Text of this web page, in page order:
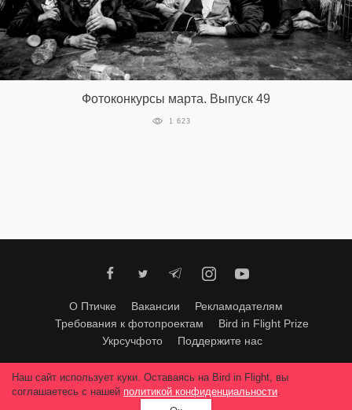
Фотоконкурсы марта. Выпуск 49
1 623
О Птичке Вакансии
Рекламодателям
Требования к фотопроектам
Bird in Flight Prize
Укрсучфото
Поддержите нас
Любое использование материалов допускается только с согласия
редакции.© 2026, Bird In Flight.
Все права защищены.
Наш сайт использует куки. Оставаясь на Bird in Flight, вы
соглашаетесь с нашей политикой конфиденциальности.